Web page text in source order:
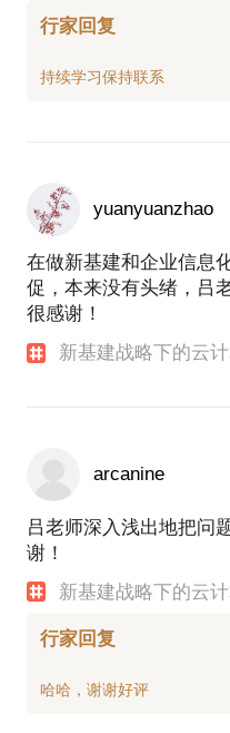
行家回复
yuanyuanzhao
在做新基建和企业信息
促，本来没有头绪，吕
很感谢！
新基建战略下的云
arcanine
吕老师深入浅出地把问
谢！
新基建战略下的云
行家回复